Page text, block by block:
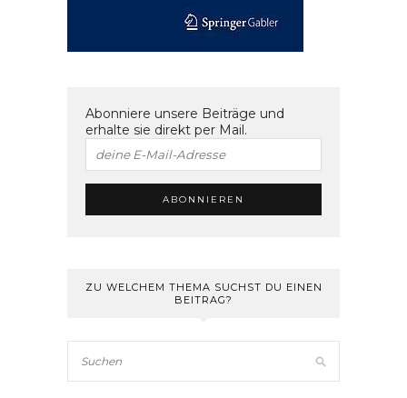
Abonniere unsere Beiträge und
erhalte sie direkt per Mail.
ZU WELCHEM THEMA SUCHST DU EINEN
BEITRAG?